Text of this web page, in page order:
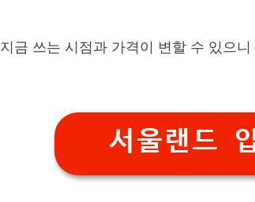
지금 쓰는 시점과 가격이 변할 수 있으
서울랜드